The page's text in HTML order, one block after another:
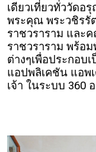
เดียวเที่ยวทั่ววัดอ
พระคุณ พระวชิรรั
ราชวราราม และ
ราชวราราม พร้อ
ต่างๆเพื่อประกอบ
แอปพลิเคชัน แอพ
เจ้า ในระบบ 360